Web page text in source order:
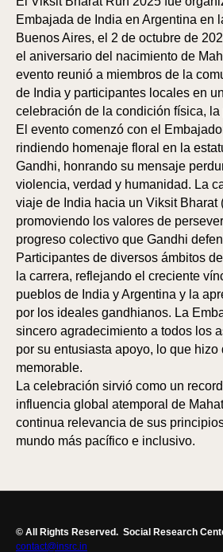
Embajada de India en Argentina en
Buenos Aires, el 2 de octubre de
el aniversario del nacimiento de
evento reunió a miembros de la
de India y participantes locales en
celebración de la condición física, la
El evento comenzó con el
rindiendo homenaje floral en la
Gandhi, honrando su mensaje
violencia, verdad y humanidad. La
viaje de India hacia un Viksit Bharat
promoviendo los valores de
progreso colectivo que Gandhi
Participantes de diversos ámbitos
la carrera, reflejando el creciente
pueblos de India y Argentina y la
por los ideales gandhianos. La
sincero agradecimiento a todos los
por su entusiasta apoyo, lo que
memorable.
La celebración sirvió como un
influencia global atemporal de
continua relevancia de sus
mundo más pacífico e inclusivo.
© All Rights Reserved. Social Research
contact@insrc.in